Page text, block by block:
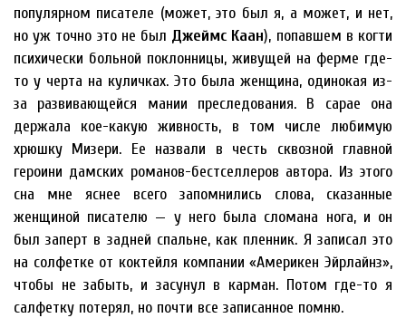
популярном писателе (может, это был я, а может, и нет,
но уж точно это не был Джеймс Каан), попавшем в когти
психически больной поклонницы, живущей на ферме где-
то у черта на куличках. Это была женщина, одинокая из-
за развивающейся мании преследования. В сарае она
держала кое-какую живность, в том числе любимую
хрюшку Мизери. Ее назвали в честь сквозной главной
героини дамских романов-бестселлеров автора. Из этого
сна мне яснее всего запомнились слова, сказанные
женщиной писателю — у него была сломана нога, и он
был заперт в задней спальне, как пленник. Я записал это
на солфетке от коктейля компании «Америкен Эйрлайнз»,
чтобы не забыть, и засунул в карман. Потом где-то я
салфетку потерял, но почти все записанное помню.